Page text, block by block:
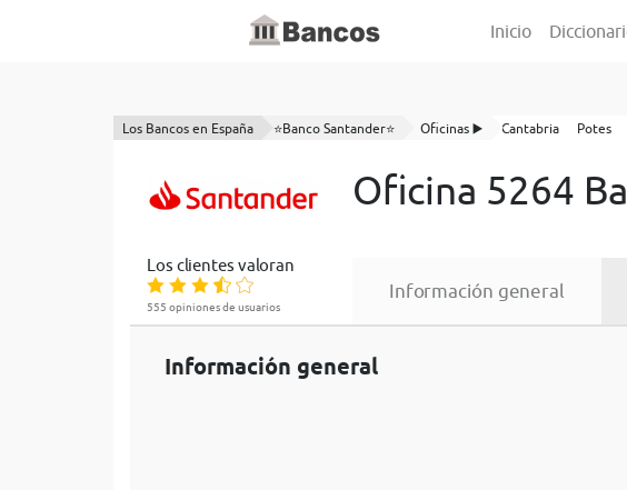
Inicio
Los Bancos en España ⭐Banco Santander⭐ Oficinas ▶️ Cantabria Potes
Oficina 5264
Los clientes valoran
555 opiniones de usuarios
Información general
Información general